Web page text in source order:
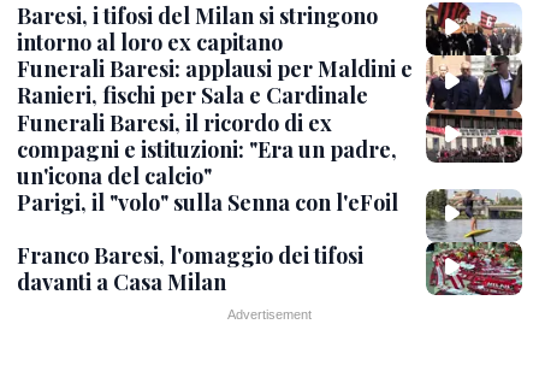
Baresi, i tifosi del Milan si stringono
intorno al loro ex capitano
Funerali Baresi: applausi per Maldini e
Ranieri, fischi per Sala e Cardinale
Funerali Baresi, il ricordo di ex
compagni e istituzioni: "Era un padre,
un'icona del calcio"
Parigi, il "volo" sulla Senna con l'eFoil
Franco Baresi, l'omaggio dei tifosi
davanti a Casa Milan